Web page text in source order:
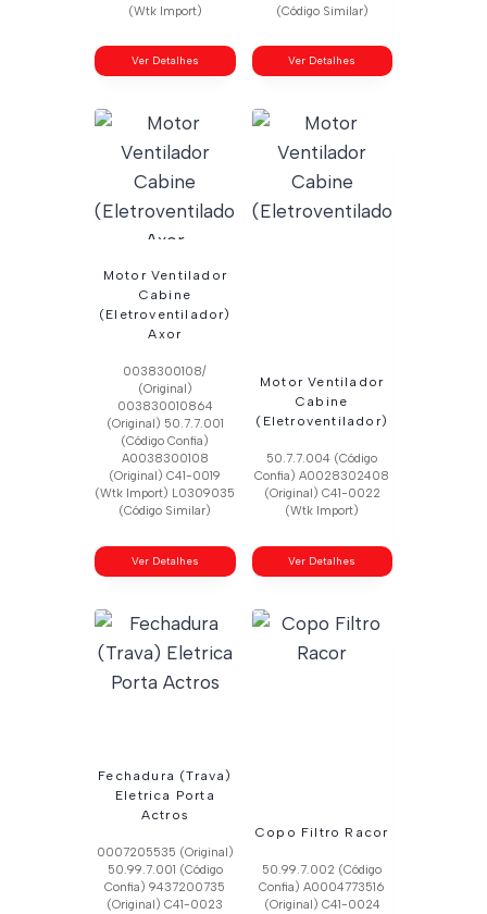
(Wtk Import)
Ver Detalhes
(Código Similar)
Ver Detalhes
Motor Ventilador
Cabine
(Eletroventilador)
Axor
0038300108/
(Original)
003830010864
(Original) 50.7.7.001
(Código Confia)
A0038300108
(Original) C41-0019
(Wtk Import) L0309035
(Código Similar)
Ver Detalhes
Motor Ventilador
Cabine
(Eletroventilador)
50.7.7.004 (Código
Confia) A0028302408
(Original) C41-0022
(Wtk Import)
Ver Detalhes
Fechadura (Trava)
Eletrica Porta
Actros
0007205535 (Original)
50.99.7.001 (Código
Confia) 9437200735
(Original) C41-0023
Copo Filtro Racor
50.99.7.002 (Código
Confia) A0004773516
(Original) C41-0024